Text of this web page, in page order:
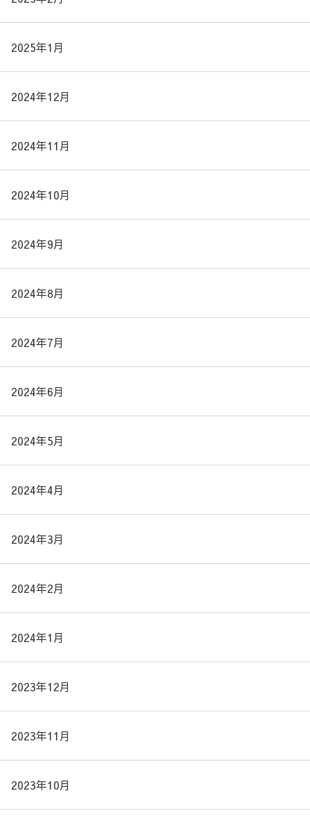
2025年1月
2024年12月
2024年11月
2024年10月
2024年9月
2024年8月
2024年7月
2024年6月
2024年5月
2024年4月
2024年3月
2024年2月
2024年1月
2023年12月
2023年11月
2023年10月